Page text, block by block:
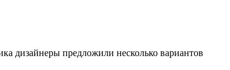
дизайнеры предложили несколько вариантов